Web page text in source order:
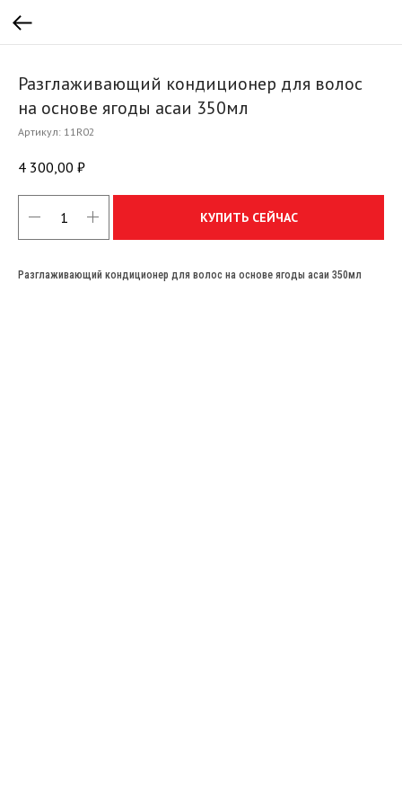
Разглаживающий кондиционер для волос
на основе ягоды асаи 350мл
Артикул: 11R02
4 300,00 ₽
КУПИТЬ СЕЙЧАС
Разглаживающий кондиционер для волос на основе ягоды асаи 350мл